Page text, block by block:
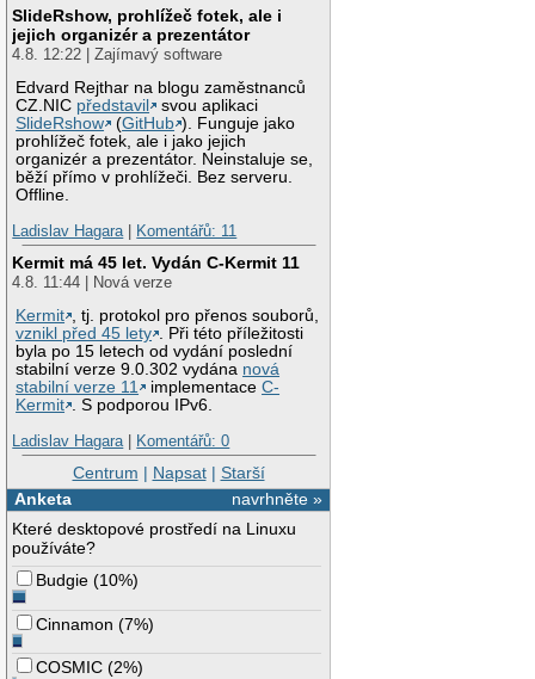
SlideRshow, prohlížeč fotek, ale i
jejich organizér a prezentátor
4.8. 12:22 | Zajímavý software
Edvard Rejthar na blogu zaměstnanců
CZ.NIC představil
svou aplikaci
SlideRshow
(GitHub ). Funguje jako
prohlížeč fotek, ale i jako jejich
organizér a prezentátor. Neinstaluje se,
běží přímo v prohlížeči. Bez serveru.
Offline.
Ladislav Hagara| Komentářů: 11
Kermit má 45 let. Vydán C-Kermit 11
4.8. 11:44 | Nová verze
Kermit , tj. protokol pro přenos souborů,
vznikl před 45 lety . Při této příležitosti
byla po 15 letech od vydání poslední
stabilní verze 9.0.302 vydána nová
stabilní verze 11
implementaceC-
Kermit . S podporou IPv6.
Ladislav Hagara| Komentářů: 0
Centrum | Napsat| Starší
navrhněte »
Anketa
Které desktopové prostředí na Linuxu
používáte?
Budgie (10%)
Cinnamon (7%)
COSMIC (2%)